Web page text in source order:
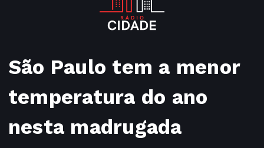
São Paulo tem a menor
temperatura do ano
nesta madrugada